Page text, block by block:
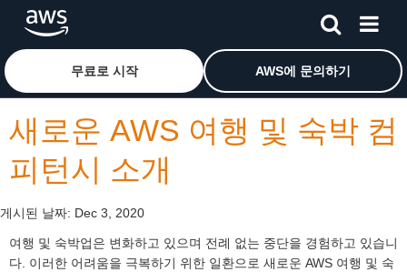
메인 콘텐츠로 건너뛰기Amazon Web Services 홈 페이지로 돌아가려면 여기를 클
무료로 시작 AWS에 문의하기
새로운 AWS 여행 및 숙박 컴
피턴시 소개
게시된 날짜: Dec 3, 2020
여행 및 숙박업은 변화하고 있으며 전례 없는 중단을 경험하고 있습니
다. 이러한 어려움을 극복하기 위한 일환으로 새로운 AWS 여행 및 숙